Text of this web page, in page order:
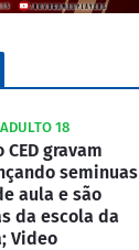
18
gravam
seminuas
aula e são
da escola da
Video